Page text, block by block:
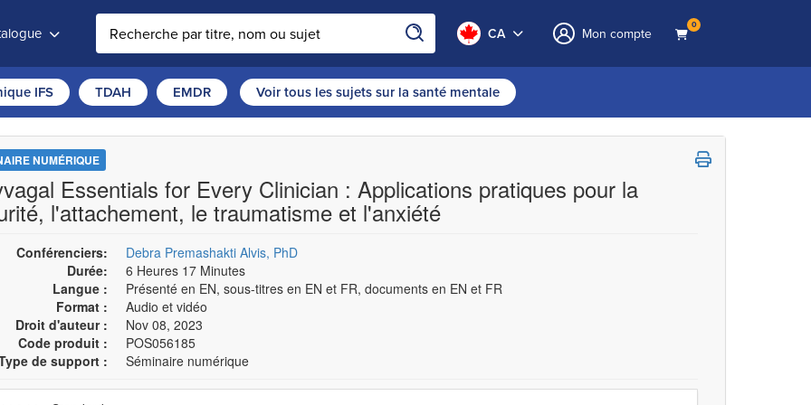
CA Mon compte 0
IFS TDAH EMDR Voir tous les sujets sur la santé mentale
NUMÉRIQUE
Essentials for Every Clinician : Applications pratiques pour la
l'attachement, le traumatisme et l'anxiété
Conférenciers:
Debra Premashakti Alvis, PhD
Durée:
6 Heures 17 Minutes
Langue :
Présenté en EN, sous-titres en EN et FR, documents en EN et FR
Format :
Audio et vidéo
Droit d'auteur :
Nov 08, 2023
Code produit :
POS056185
de support :
Séminaire numérique